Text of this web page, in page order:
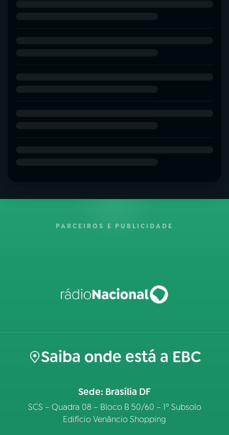
PARCEIROS E PUBLICIDADE
Saiba onde está a EBC
Sede: Brasília DF
SCS – Quadra 08 – Bloco B 50/60 – 1º Subsolo
Edifício Venâncio Shopping